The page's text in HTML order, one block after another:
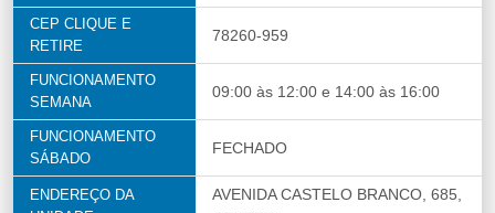
CEP CLIQUE E
RETIRE
78260-959
FUNCIONAMENTO
SEMANA
09:00 às 12:00 e 14:00 às 16:00
FUNCIONAMENTO
SÁBADO
FECHADO
ENDEREÇO DA
AVENIDA CASTELO BRANCO, 685,